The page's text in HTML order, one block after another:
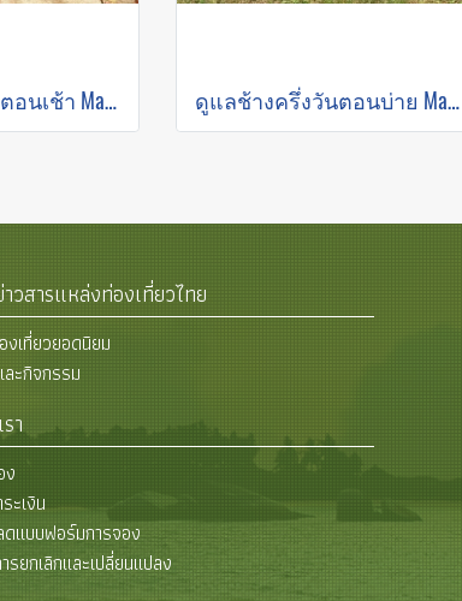
ดูแลช้างครึ่งวัน ตอนเช้า Mae Rim Elephant Sanctuary ดูแลช้างครึ่งวันตอนบ่าย Mae Rim Elephant Sanctuary
วสารแหล่งท่องเที่ยวไทย
งเที่ยวยอดนิยม
ะกิจกรรม
า
ง
ะเงิน
ดแบบฟอร์มการจอง
รยกเลิกและเปลี่ยนแปลง